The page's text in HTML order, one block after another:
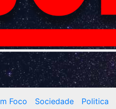
Foco Sociedade Politica